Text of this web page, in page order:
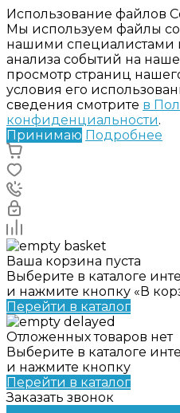
Использование файлов
Мы используем файлы
нашими специалистами
анализа событий на
просмотр страниц
условия его
сведения смотрите в
конфиденциальности.
Принимаю Подробнее
Ваша корзина пуста
Выберите в каталоге
и нажмите кнопку «В
Перейти в каталог
Отложенных товаров нет
Выберите в каталоге
и нажмите кнопку
Перейти в каталог
Заказать звонок